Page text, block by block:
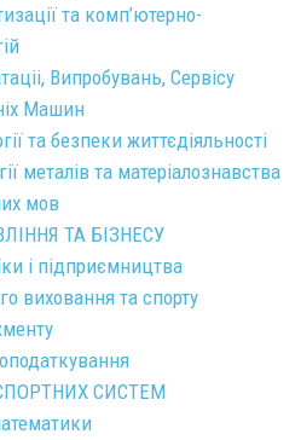
та комп’ютерно-
Випробувань, Сервісу
Машин
та безпеки життєдіяльності
металів та матеріалознавства
мов
ТА БІЗНЕСУ
і підприємництва
виховання та спорту
СИСТЕМ